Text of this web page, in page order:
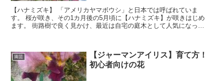
【ハナミズキ】 「アメリカヤマボウシ」と日本では呼ばれていま
す。 桜が咲き、その1カ月後の5月頃に【ハナミズキ】が咲きはじめ
ます。 街路樹で良く見かけ、最近は自宅の庭木として人気になって
花木になっています。
園芸
【ジャーマンアイリス】育て方！
初心者向けの花